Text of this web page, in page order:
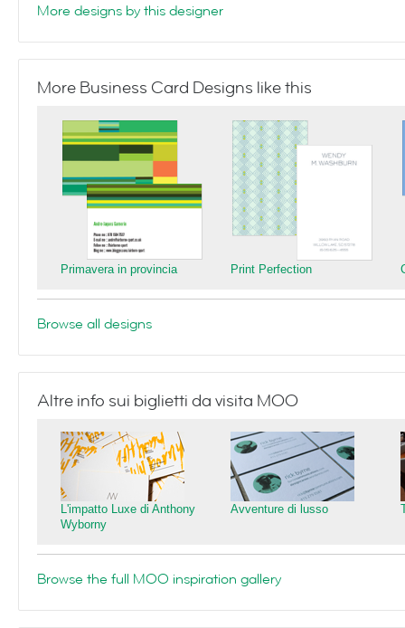
More designs by this designer
More Business Card Designs like this
Primavera in provincia Print Perfection
Browse all designs
Altre info sui biglietti da visita MOO
L'impatto Luxe di Anthony
Wyborny
Avventure di lusso
Browse the full MOO inspiration gallery